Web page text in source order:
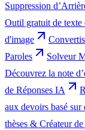
Suppression
Outil gratuit de texte
d'image
Paroles
Solveur
Découvrez la note
de Réponses IA
aux devoirs basé
thèses & Créateur